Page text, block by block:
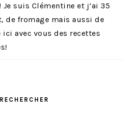
suis Clémentine et j’ai 35
de fromage mais aussi de
avec vous des recettes
RECHERCHER